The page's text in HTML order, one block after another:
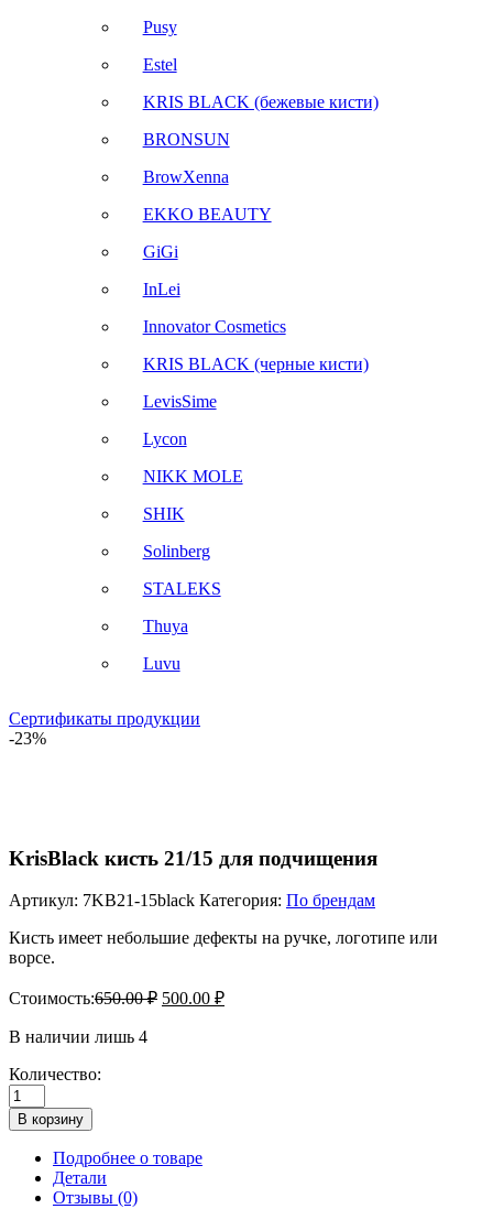
Pusy
Estel
KRIS BLACK (бежевые кисти)
BRONSUN
BrowXenna
EKKO BEAUTY
GiGi
InLei
Innovator Cosmetics
KRIS BLACK (черные кисти)
LevisSime
Lycon
NIKK MOLE
SHIK
Solinberg
STALEKS
Thuya
Luvu
Сертификаты продукции
-23%
KrisBlack кисть 21/15 для подчищения
Артикул: 7KB21-15black Категория: По брендам
Кисть имеет небольшие дефекты на ручке, логотипе или
ворсе.
Стоимость:650.00₽ 500.00 ₽
В наличии лишь 4
Количество:
Количество
товара
KrisBlack
кисть
21/15
подчищения
В корзину
Подробнее о товаре
Детали
Отзывы (0)